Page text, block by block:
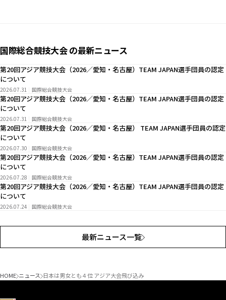
国際総合競技大会 の最新ニュース
第20回アジア競技大会（2026／愛知・名古屋）TEAM JAPAN選手団員の認定
について
2026.07.31 国際総合競技大会
第20回アジア競技大会（2026／愛知・名古屋）TEAM JAPAN選手団員の認定
について
2026.07.31 国際総合競技大会
第20回アジア競技大会（2026／愛知・名古屋） TEAM JAPAN選手団員の認定
について
2026.07.30 国際総合競技大会
第20回アジア競技大会（2026／愛知・名古屋）TEAM JAPAN選手団員の認定
について
2026.07.28 国際総合競技大会
第20回アジア競技大会（2026／愛知・名古屋）TEAM JAPAN選手団員の認定
について
2026.07.24 国際総合競技大会
最新ニュース一覧
HOME ニュース 日本は男女とも４位 アジア大会飛び込み